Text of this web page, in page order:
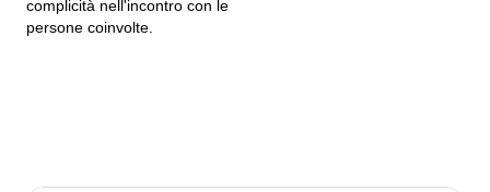
complicità nell'incontro con le
persone coinvolte.